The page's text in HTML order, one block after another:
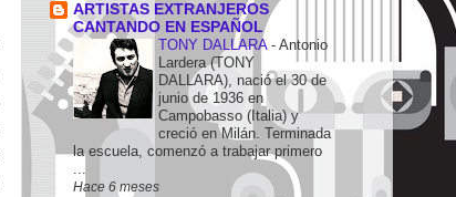
ARTISTAS EXTRANJEROS
CANTANDO EN ESPAÑOL
TONY DALLARA - Antonio
Lardera (TONY
DALLARA), nació el 30 de
junio de 1936 en
Campobasso (Italia) y
creció en Milán. Terminada
la escuela, comenzó a trabajar primero
...
Hace 6 meses